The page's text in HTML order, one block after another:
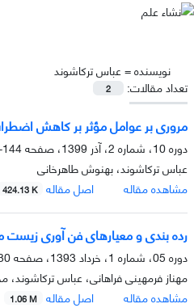
نویسنده =عباس ترکاشوند
تعداد مقالات:
2
مروری بر عوامل مؤثر بر کاهش
دوره 10، شماره 2، آذر 1399، صفحه
144-151
عباس ترکاشوند، بهنوش طاهرخانی
مشاهده مقاله
اصل مقاله 424.13 K
رده بندی و معیارهای فن آوری
دوره 05، شماره 1، خرداد 1393، صفحه
37
مهناز فرمهینی فراهانی، عباس
مشاهده مقاله
اصل مقاله 1.06 M